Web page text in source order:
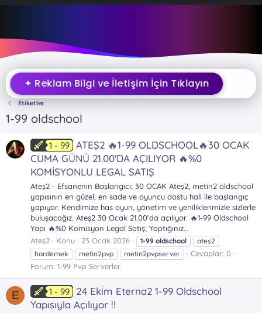
✦ Reklam Bilgi ve İletişim İçin Tıklayın
Etiketler
1-99 oldschool
1 - 99 ATEŞ2 🔥1-99 OLDSCHOOL🔥30 OCAK
CUMA GÜNÜ 21.00'DA AÇILIYOR 🔥%0
KOMİSYONLU LEGAL SATIŞ
Ateş2 - Efsanenin Başlangıcı; 30 OCAK Ateş2, metin2 oldschool
yapısının en güzel, en sade ve oyuncu dostu hali ile başlangıç
yapıyor. Kendimize has oyun, yönetim ve yeniliklerimizle sizlerle
buluşacağız. Ateş2 30 Ocak 21.00'da açılıyor. 🔥1-99 Oldschool
Yapı 🔥%0 Komisyon Legal Satış; Yaptığınız...
Ateş2
Konu 23 Ocak 2026 1-99 oldschool
ateş2
hardemek
metin2pvp metin2pvpserver
Cevaplar: 0
Forum: 1-99 Pvp Serverler
E 1 - 99
24 Eki̇m Eterna2 1-99 Oldschool
Yapısıyla Açılıyor !!